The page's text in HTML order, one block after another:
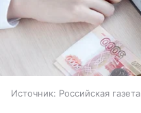
Источник: Российская газета